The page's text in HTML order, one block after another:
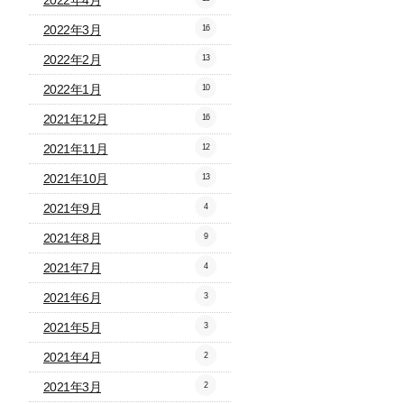
2022年3月 16
2022年2月 13
2022年1月 10
2021年12月 16
2021年11月 12
2021年10月 13
2021年9月 4
2021年8月 9
2021年7月 4
2021年6月 3
2021年5月 3
2021年4月 2
2021年3月 2